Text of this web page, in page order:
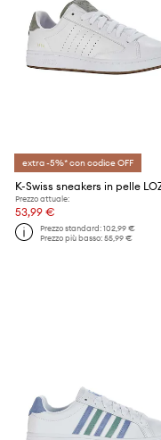
extra -5%* con codice OFF
Prezzo attuale:
53,99 €
Prezzo standard:102,99 €
Prezzo più basso:55,99 €